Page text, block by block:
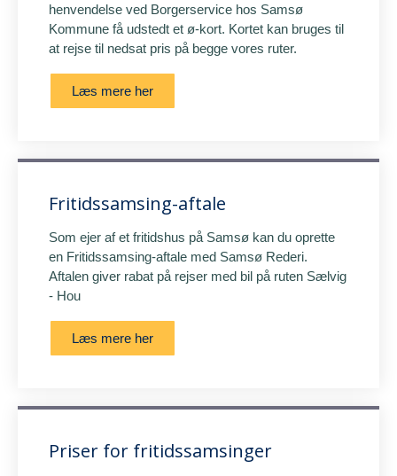
henvendelse ved Borgerservice hos Samsø
Kommune få udstedt et ø-kort. Kortet kan bruges til
at rejse til nedsat pris på begge vores ruter.
Læs mere her
Fritidssamsing-aftale
Som ejer af et fritidshus på Samsø kan du oprette
en Fritidssamsing-aftale med Samsø Rederi.
Aftalen giver rabat på rejser med bil på ruten Sælvig
- Hou
Læs mere her
Priser for fritidssamsinger